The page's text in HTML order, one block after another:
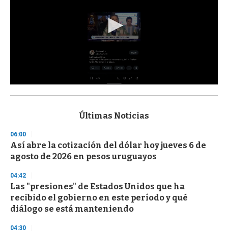
s
d
s
o
f
3
s
c
o
d
Últimas Noticias
06:00
Así abre la cotización del dólar hoy jueves 6 de
agosto de 2026 en pesos uruguayos
04:42
Las "presiones" de Estados Unidos que ha
recibido el gobierno en este período y qué
diálogo se está manteniendo
04:30